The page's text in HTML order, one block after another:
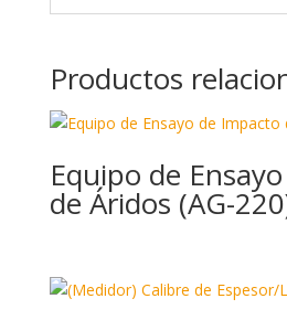
Productos
Equipo de
de Áridos (AG-